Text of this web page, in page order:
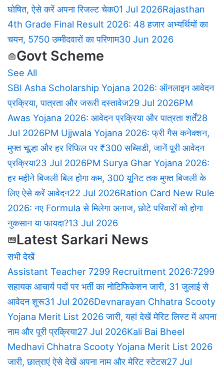
घोषित, ऐसे करें अपना रिजल्ट चेक01 Jul 2026Rajasthan
4th Grade Final Result 2026: 48 हजार अभ्यर्थियों का
चयन, 5750 उम्मीदवारों का परिणाम30 Jun 2026
Govt Scheme
See All
SBI Asha Scholarship Yojana 2026: ऑनलाइन आवेदन
प्रक्रिया, पात्रता और जरूरी दस्तावेज29 Jul 2026PM
Awas Yojana 2026: आवेदन प्रक्रिया और पात्रता शर्तें28
Jul 2026PM Ujjwala Yojana 2026: फ्री गैस कनेक्शन,
मुफ्त चूल्हा और हर रिफिल पर ₹300 सब्सिडी, जानें पूरी आवेदन
प्रक्रिया23 Jul 2026PM Surya Ghar Yojana 2026:
हर महीने बिजली बिल होगा कम, 300 यूनिट तक मुफ्त बिजली के
लिए ऐसे करें आवेदन22 Jul 2026Ration Card New Rule
2026: नए Formula से मिलेगा अनाज, छोटे परिवारों को होगा
नुकसान या फायदा?13 Jul 2026
Latest Sarkari News
सभी देखें
Assistant Teacher 7299 Recruitment 2026:7299
सहायक आचार्य पदों पर भर्ती का नोटिफिकेशन जारी, 31 जुलाई से
आवेदन शुरू31 Jul 2026Devnarayan Chhatra Scooty
Yojana Merit List 2026 जारी, यहां देखें मेरिट लिस्ट में अपना
नाम और पूरी प्रक्रिया27 Jul 2026Kali Bai Bheel
Medhavi Chhatra Scooty Yojana Merit List 2026
जारी, छात्राएं ऐसे देखें अपना नाम और मेरिट स्टेटस27 Jul